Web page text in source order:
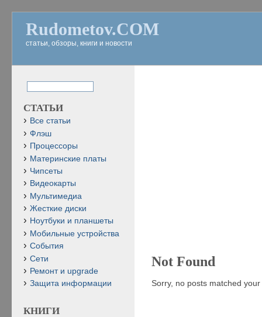
Rudometov.COM
статьи, обзоры, книги и новости
Not Found
Sorry, no posts matched
СТАТЬИ
Все статьи
Флэш
Процессоры
Материнские платы
Чипсеты
Видеокарты
Мультимедиа
Жесткие диски
Ноутбуки и планшеты
Мобильные устройства
События
Сети
Ремонт и upgrade
Защита информации
КНИГИ